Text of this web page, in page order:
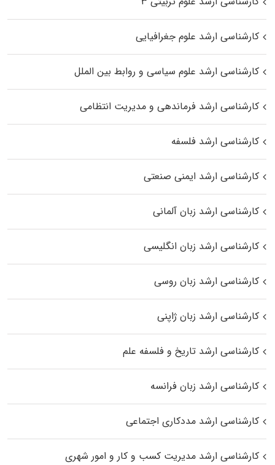
کارشناسی ارشد علوم جغرافیایی
کارشناسی ارشد علوم سیاسی و روابط بین الملل
کارشناسی ارشد فرماندهی و مدیریت انتظامی
کارشناسی ارشد فلسفه
کارشناسی ارشد ایمنی صنعتی
کارشناسی ارشد زبان آلمانی
کارشناسی ارشد زبان انگلیسی
کارشناسی ارشد زبان روسی
کارشناسی ارشد زبان ژاپنی
کارشناسی ارشد تاریخ و فلسفه علم
کارشناسی ارشد زبان فرانسه
کارشناسی ارشد مددکاری اجتماعی
کارشناسی ارشد مدیریت کسب و کار و امور شهری